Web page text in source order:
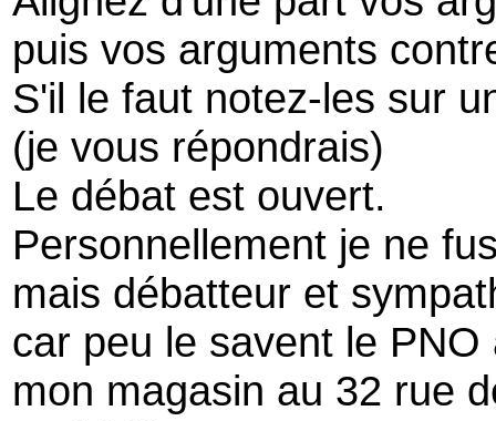
puis vos arguments
S'il le faut notez-les sur
(je vous répondrais)
Le débat est ouvert.
Personnellement je ne
mais débatteur et
car peu le savent le
mon magasin au 32 rue